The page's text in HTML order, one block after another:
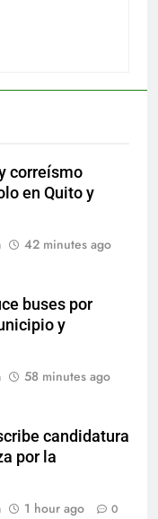
correísmo
en Quito y
42 minutes ago
buses por
y
58 minutes ago
candidatura
por la
1 hour ago 0